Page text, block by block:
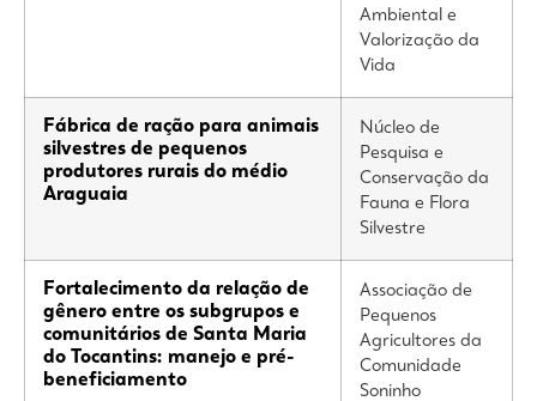
Ambiental e
Valorização da
Vida
Fábrica de ração para animais
silvestres de pequenos
produtores rurais do médio
Araguaia
Núcleo de
Pesquisa e
Conservação da
Fauna e Flora
Silvestre
Fortalecimento da relação de
gênero entre os subgrupos e
comunitários de Santa Maria
do Tocantins: manejo e pré-
beneficiamento
Associação de
Pequenos
Agricultores da
Comunidade
Soninho